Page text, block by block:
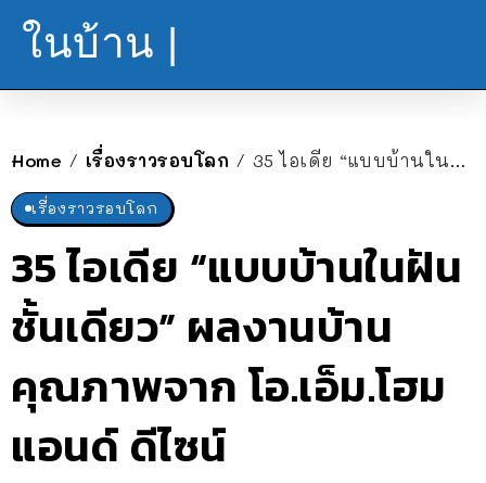
ในบ้าน |
Home / เรื่องราวรอบโลก / 35 ไอเดีย “แบบบ้านในฝันชั้นเดียว” ผลงานบ้านคุณภาพจาก โอ.เอ็ม.โฮม แอนด์ ดีไซน์
เรื่องราวรอบโลก
35 ไอเดีย “แบบบ้านในฝัน
ชั้นเดียว” ผลงานบ้าน
คุณภาพจาก โอ.เอ็ม.โฮม
แอนด์ ดีไซน์